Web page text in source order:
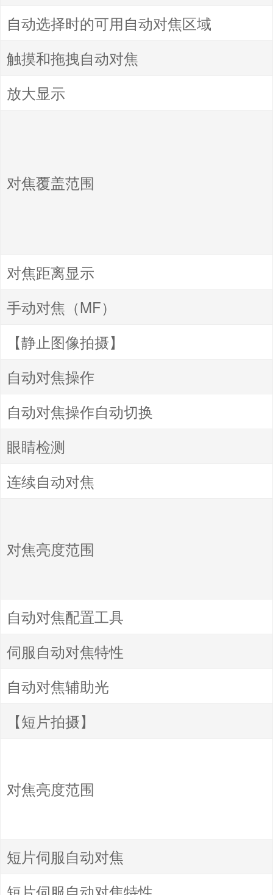
自动选择时的可用自动对焦区域
触摸和拖拽自动对焦
放大显示
对焦覆盖范围
对焦距离显示
手动对焦（MF）
【静止图像拍摄】
自动对焦操作
自动对焦操作自动切换
眼睛检测
连续自动对焦
对焦亮度范围
自动对焦配置工具
伺服自动对焦特性
自动对焦辅助光
【短片拍摄】
对焦亮度范围
短片伺服自动对焦